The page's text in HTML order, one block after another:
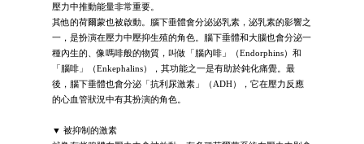
壓力中推動能量非常重要。
其他的荷爾蒙也被啟動。腦下垂體會分泌泌乳素，泌乳素的影響之
一，是扮演在壓力中壓抑生殖的角色。腦下垂體和大腦也會分泌一
種內生的、像嗎啡般的物質，叫做「腦內啡」（Endorphins）和
「腦啡」（Enkephalins），其功能之一是有助於鈍化痛覺。最
後，腦下垂體也會分泌「抗利尿激素」（ADH），它在壓力反應
的心血管狀況中有其扮演的角色。
▼ 被抑制的激素